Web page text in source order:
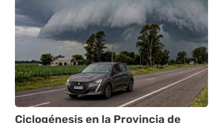
Ciclogénesis en la Provincia de